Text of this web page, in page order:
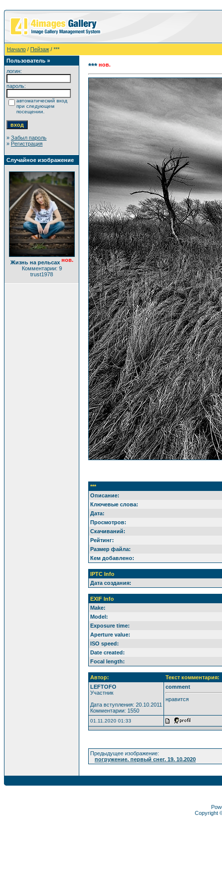
Начало / Пейзаж / ***
Пользователь »
логин:
пароль:
автоматический вход
при следующем
посещении.
» Забыл пароль
» Регистрация
Случайное изображение
Жизнь на рельсах нов.
Комментарии: 9
trust1978
*** нов.
***
Описание:
Ключевые слова:
Дата:
Просмотров:
Скачиваний:
Рейтинг:
Размер файла:
Кем добавлено:
IPTC Info
Дата создания:
EXIF Info
Make:
Model:
Exposure time:
Aperture value:
ISO speed:
Date created:
Focal length:
Автор:
Текст комментария:
LEFTOFO
Участник
Дата вступления: 20.10.2011
Комментарии: 1550
comment
нравится
01.11.2020 01:33
Предыдущее изображение:
погружение. первый снег. 19. 10.2020
Copyright